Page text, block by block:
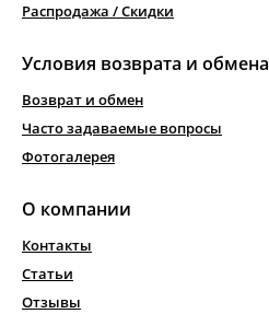
Распродажа / Скидки
Условия возврата и обмена
Возврат и обмен
Часто задаваемые вопросы
Фотогалерея
О компании
Контакты
Статьи
Отзывы